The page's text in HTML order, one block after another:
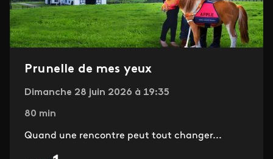
Prunelle de mes yeux
Dimanche 28 juin 2026 à 19:35
80 min
Quand une rencontre peut tout changer...